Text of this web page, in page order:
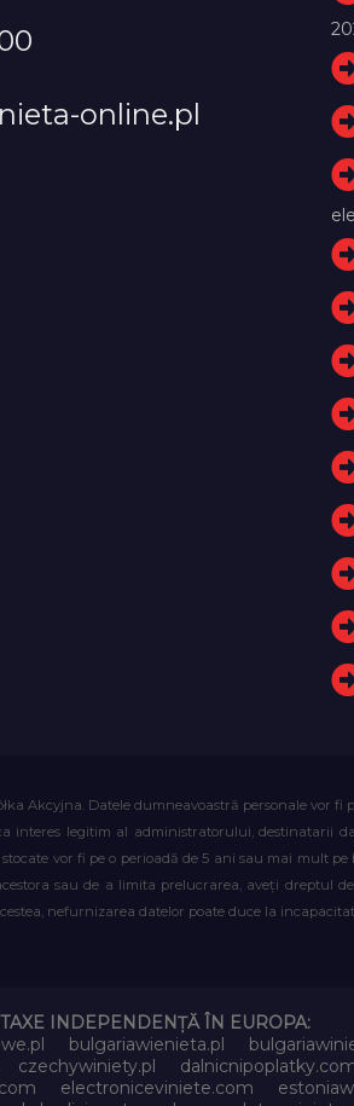
online.pl
Akcyjna. Datele dumneavoastră personale vor
interes legitim al administratorului, destinatarii
vor fi pe o perioadă de 5 ani sau mai mult
sau de a limita prelucrarea, aveți dreptul
nefurnizarea datelor poate duce la
INDEPENDENȚĂ ÎN EUROPA:
bulgariawienieta.pl
czechywiniety.pl
electroniceviniete.com